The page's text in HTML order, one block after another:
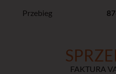
Przebieg
FAKTURA